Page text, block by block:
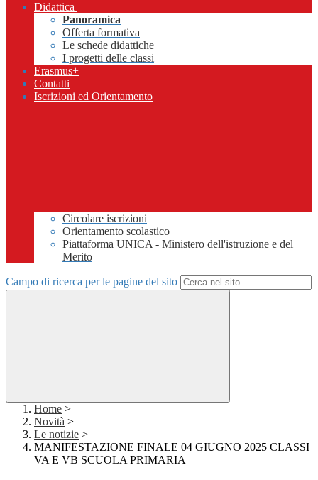
Didattica
Panoramica
Offerta formativa
Le schede didattiche
I progetti delle classi
Erasmus+
Contatti
Iscrizioni ed Orientamento
Circolare iscrizioni
Orientamento scolastico
Piattaforma UNICA - Ministero dell'istruzione e del
Merito
Campo di ricerca per le pagine del sito
Home >
Novità >
Le notizie >
MANIFESTAZIONE FINALE 04 GIUGNO 2025 CLASSI
VA E VB SCUOLA PRIMARIA